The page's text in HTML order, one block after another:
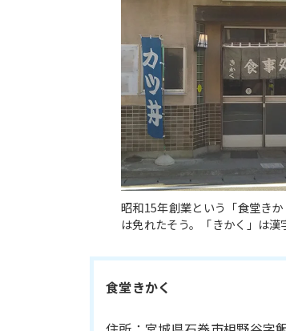
昭和15年創業という「食堂き
は免れたそう。「きかく」は
食堂きかく